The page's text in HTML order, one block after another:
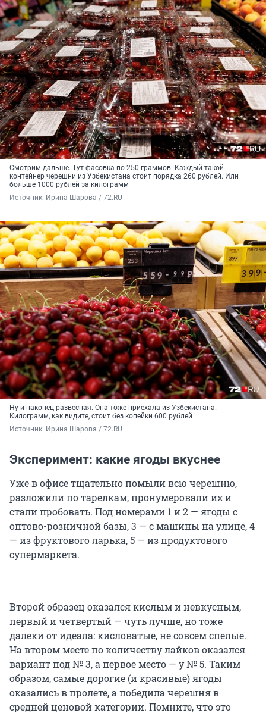
Смотрим дальше. Тут фасовка по 250 граммов. Каждый такой
контейнер черешни из Узбекистана стоит порядка 260 рублей. Или
больше 1000 рублей за килограмм
Источник: Ирина Шарова / 72.RU
Ну и наконец развесная. Она тоже приехала из Узбекистана.
Килограмм, как видите, стоит без копейки 600 рублей
Источник: Ирина Шарова / 72.RU
Эксперимент: какие ягоды вкуснее
Уже в офисе тщательно помыли всю черешню,
разложили по тарелкам, пронумеровали их и
стали пробовать. Под номерами 1 и 2 — ягоды с
оптово-розничной базы, 3 — с машины на улице, 4
— из фруктового ларька, 5 — из продуктового
супермаркета.
Второй образец оказался кислым и невкусным,
первый и четвертый — чуть лучше, но тоже
далеки от идеала: кисловатые, не совсем спелые.
На втором месте по количеству лайков оказался
вариант под № 3, а первое место — у № 5. Таким
образом, самые дорогие (и красивые) ягоды
оказались в пролете, а победила черешня в
средней ценовой категории. Помните, что это